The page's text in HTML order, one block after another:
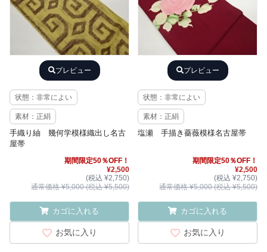
プレビュー
状態：非常によい
素材：正絹
手織り紬 幾何学模様織出し名古
屋帯
期間限定50％OFF！
¥2,500
(税込 ¥2,750)
通常価格 ¥5,000 (税込 ¥5,500)
カゴに入れる
お気に入り
プレビュー
状態：非常によい
素材：正絹
塩瀬 手描き薔薇模様名古屋帯
期間限定50％OFF！
¥2,500
(税込 ¥2,750)
通常価格 ¥5,000 (税込 ¥5,500)
カゴに入れる
お気に入り